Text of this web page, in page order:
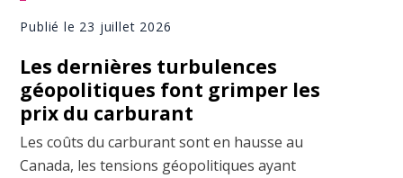
Publié le 23 juillet 2026
Les dernières turbulences
géopolitiques font grimper les
prix du carburant
Les coûts du carburant sont en hausse au
Canada, les tensions géopolitiques ayant